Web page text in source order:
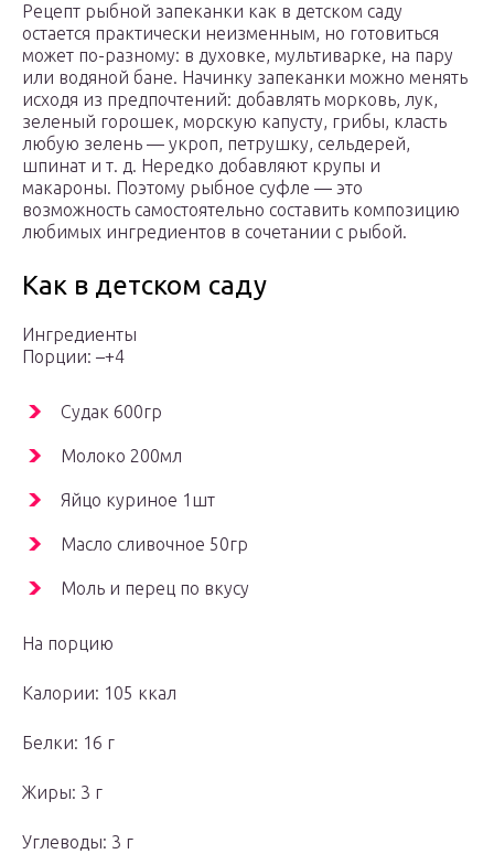
Рецепт рыбной запеканки как в детском саду
остается практически неизменным, но готовиться
может по-разному: в духовке, мультиварке, на пару
или водяной бане. Начинку запеканки можно менять
исходя из предпочтений: добавлять морковь, лук,
зеленый горошек, морскую капусту, грибы, класть
любую зелень — укроп, петрушку, сельдерей,
шпинат и т. д. Нередко добавляют крупы и
макароны. Поэтому рыбное суфле — это
возможность самостоятельно составить композицию
любимых ингредиентов в сочетании с рыбой.
Как в детском саду
Ингредиенты
Порции: –+4
Судак 600гр
Молоко 200мл
Яйцо куриное 1шт
Масло сливочное 50гр
Моль и перец по вкусу
На порцию
Калории: 105 ккал
Белки: 16 г
Жиры: 3 г
Углеводы: 3 г